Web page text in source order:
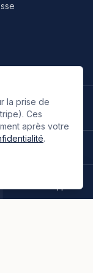
la prise de
Ces
après votre
.
FA
WhatsApp